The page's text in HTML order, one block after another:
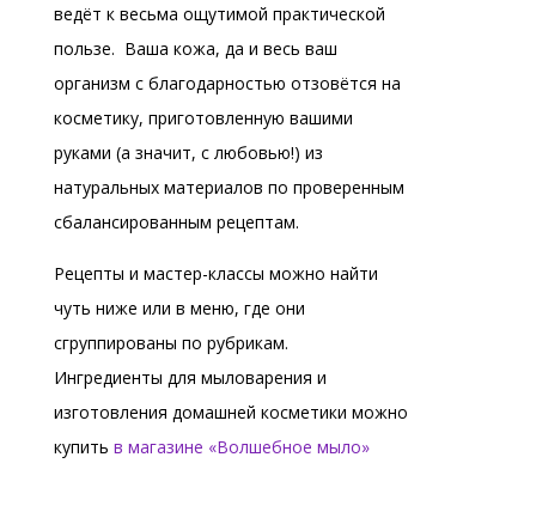
ведёт к весьма ощутимой практической
пользе. Ваша кожа, да и весь ваш
организм с благодарностью отзовётся на
косметику, приготовленную вашими
руками (а значит, с любовью!) из
натуральных материалов по проверенным
сбалансированным рецептам.
Рецепты и мастер-классы можно найти
чуть ниже или в меню, где они
сгруппированы по рубрикам.
Ингредиенты для мыловарения и
изготовления домашней косметики можно
купить в магазине «Волшебное мыло»